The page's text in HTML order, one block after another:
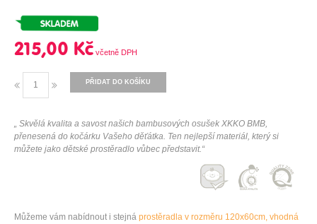
215,00 Kč
PŘIDAT DO KOŠÍKU
„ Skvělá kvalita a savost našich bambusových osušek XKKO BMB,
přenesená do kočárku Vašeho děťátka. Ten nejlepší materiál, který si
můžete jako dětské prostěradlo vůbec představit.“
Můžeme vám nabídnout i stejná prostěradla v rozměru 120x60cm, vhodná